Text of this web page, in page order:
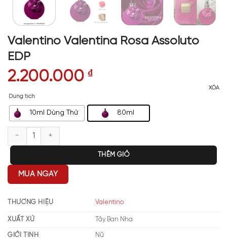
Valentino Valentina Rosa Assoluto
EDP
2.200.000 ₫
Dung tích
10ml Dùng Thử 80ml
XÓA
Valentino Valentina Rosa Assoluto EDP số lượng
THÊM GIỎ
MUA NGAY
THƯƠNG HIỆU Valentino
XUẤT XỨ Tây Ban Nha
GIỚI TÍNH Nữ